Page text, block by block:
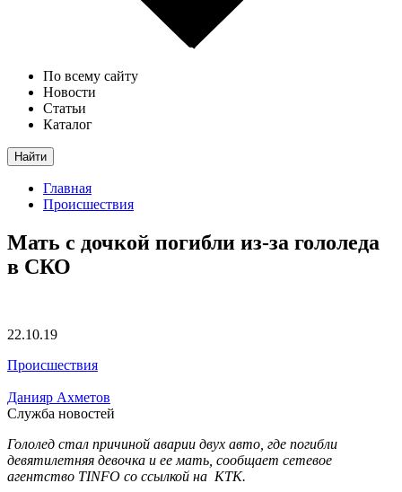
По всему сайту
Новости
Статьи
Каталог
Найти
Главная
Происшествия
Мать с дочкой погибли из-за гололеда
в СКО
22.10.19
Происшествия
Данияр Ахметов
Служба новостей
Гололед стал причиной аварии двух авто, где погибли
девятилетняя девочка и ее мать, сообщает сетевое
агентство TINFO со ссылкой на КТК.